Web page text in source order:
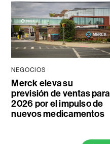
NEGOCIOS
Merck eleva su
previsión de ventas para
2026 por el impulso de
nuevos medicamentos